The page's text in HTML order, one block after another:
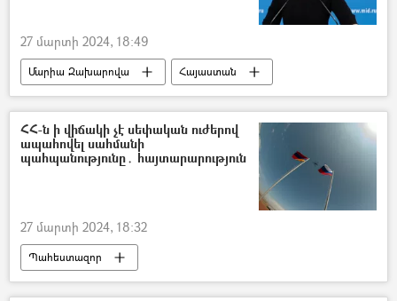
27 մարտի 2024, 18:49
Մարիա Զախարովա
Հայաստան
հայ-ադրբեջանական
Ադրբեջան
Սահման
Նախիջևան Սյունիք
ՀՀ-ն ի վիճակի չէ սեփական ուժերով
ապահովել սահմանի
պահպանությունը․ հայտարարություն
27 մարտի 2024, 18:32
Պահեստազոր
ԱԱԾ պահեստազորի սպաներ